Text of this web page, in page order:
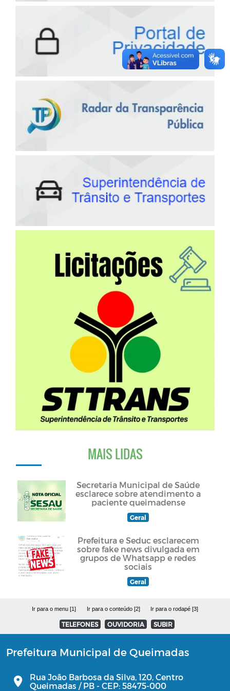
MAIS LIDAS
Secretaria Municipal de Saúde
esclarece sobre atendimento a
paciente queimadense
Geral
Prefeitura e Seduc esclarecem
sobre fake news divulgada em
grupos de Whatsapp e redes
sociais
Geral
Ir para o menu [1] Ir para o conteúdo [2] Ir para o rodapé [3]
TELEFONES OUVIDORIA SUBIR
Prefeitura Municipal de Queimadas
Rua João Barbosa da Silva, 120, Centro
Queimadas / PB - CEP: 58475-000